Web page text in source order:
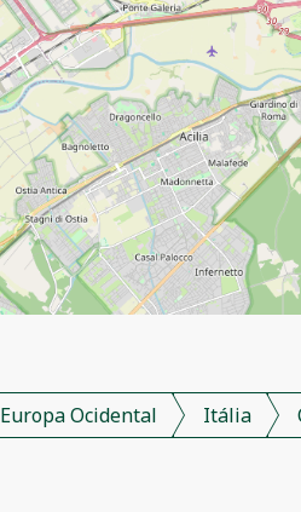
Europa Ocidental Itália